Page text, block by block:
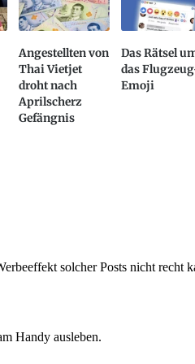
Angestellten von
Thai Vietjet
droht nach
Aprilscherz
Gefängnis
Das Rätsel
das
Emoji